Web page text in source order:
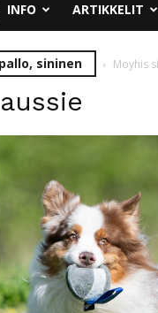
INFO ARTIKKELIT
sininen Moyhis